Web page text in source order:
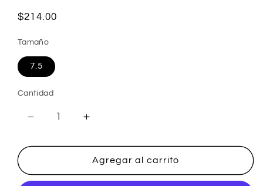
Precio
$214.00
Tamaño
7.5
Cantidad
Reducir
para
de
Aumentar
para
Anillo
de
Agregar al carrito